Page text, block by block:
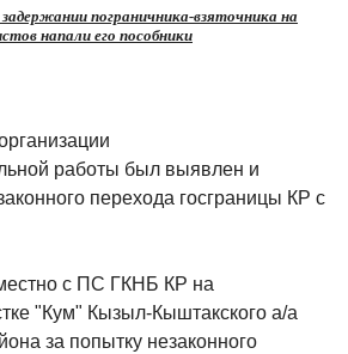
пограничника-взяточника на
напали его пособники
работы был выявлен и
перехода госграницы КР с
с ПС ГКНБ КР на
"Кум" Кызыл-Кыштакского а/а
за попытку незаконного